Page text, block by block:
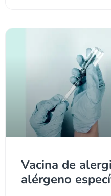
Vacina de
alérgeno